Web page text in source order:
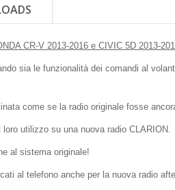
CR-V 2013-2016 e CIVIC 5D 2013-
sia le funzionalità dei comandi al
come se la radio originale fosse
utilizzo su una nuova radio CLARION.
al sistema originale!
al telefono anche per la nuova radio